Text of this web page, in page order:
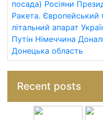
посада) Росіяни
Ракета. Європейський
літальний апарат
Путін Німеччина
Донецька область
Recent posts